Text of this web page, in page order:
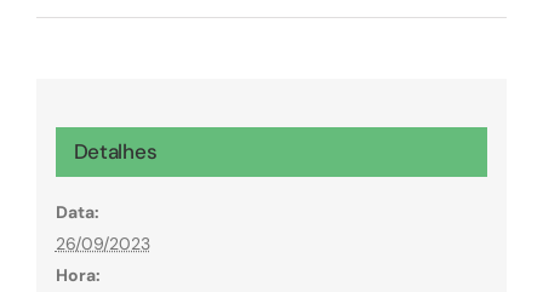
Detalhes
Data:
26/09/2023
Hora: